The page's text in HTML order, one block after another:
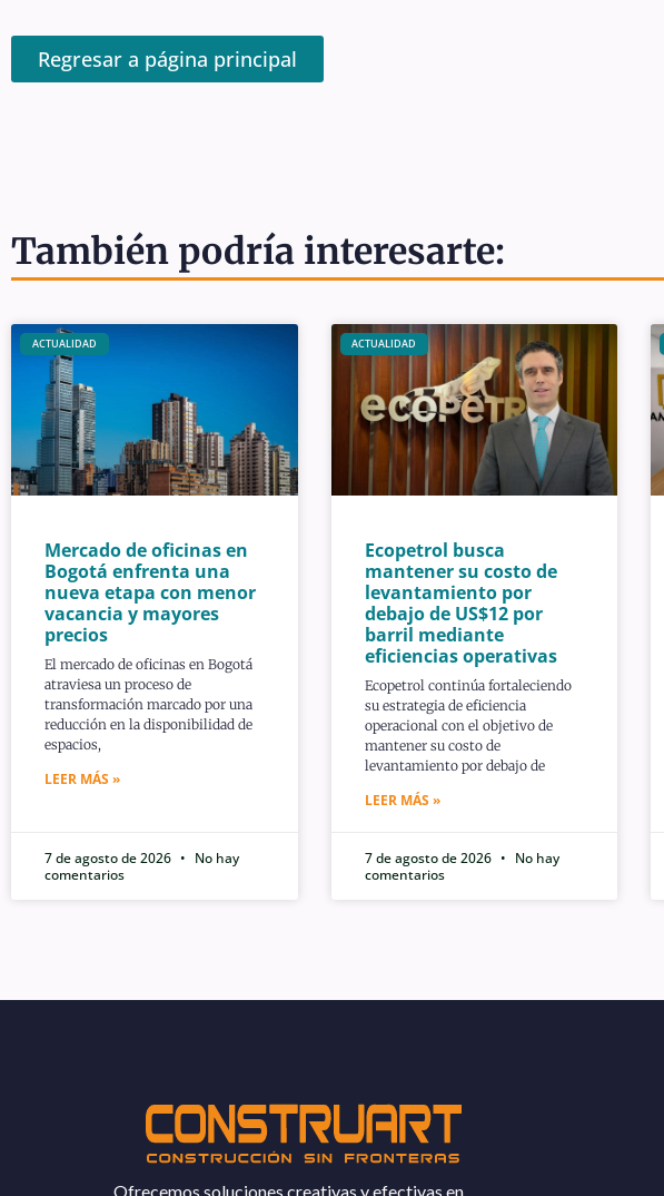
Regresar a página principal
También podría interesarte:
ACTUALIDAD
Mercado de oficinas en
Bogotá enfrenta una
nueva etapa con menor
vacancia y mayores
precios
El mercado de oficinas en Bogotá
atraviesa un proceso de
transformación marcado por una
reducción en la disponibilidad de
espacios,
LEER MÁS »
7 de agosto de 2026
No hay
comentarios
ACTUALIDAD
Ecopetrol busca
mantener su costo de
levantamiento por
debajo de US$12 por
barril mediante
eficiencias operativas
Ecopetrol continúa fortaleciendo
su estrategia de eficiencia
operacional con el objetivo de
mantener su costo de
levantamiento por debajo de
LEER MÁS »
7 de agosto de 2026
No hay
comentarios
Ofrecemos soluciones creativas y efectivas en